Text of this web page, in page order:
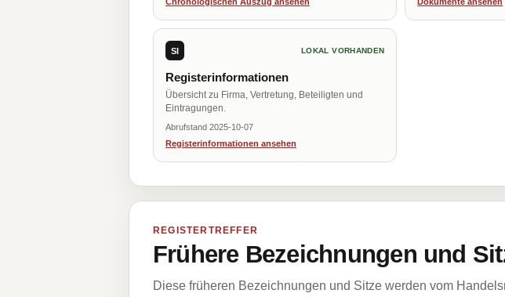
SI LOKAL VORHANDEN
Registerinformationen
Übersicht zu Firma, Vertretung, Beteiligten und
Eintragungen.
Abrufstand 2025-10-07
Registerinformationen ansehen
REGISTERTREFFER
Frühere Bezeichnungen und
Diese früheren Bezeichnungen und Sitze werden vom